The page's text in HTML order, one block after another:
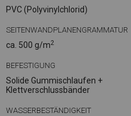
PVC (Polyvinylchlorid)
SEITENWANDPLANENGRAMMATUR
ca. 500 g/m2
BEFESTIGUNG
Solide Gummischlaufen +
Klettverschlussbänder
WASSERBESTÄNDIGKEIT